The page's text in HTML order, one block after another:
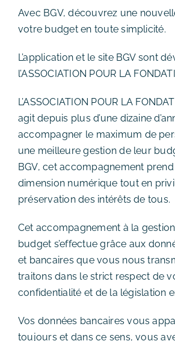
Avec BGV, découvrez une
votre budget en toute simplicité.
L’application et le site BGV sont
l’ASSOCIATION POUR LA
L’ASSOCIATION POUR LA
agit depuis plus d’une dizaine
accompagner le maximum de
une meilleure gestion de leur
BGV, cet accompagnement
dimension numérique tout en
préservation des intérêts de tous.
Cet accompagnement à la
budget s’effectue grâce aux
et bancaires que vous nous
traitons dans le strict respect de
confidentialité et de la législation
Vos données bancaires vous
toujours et dans ce sens, vous